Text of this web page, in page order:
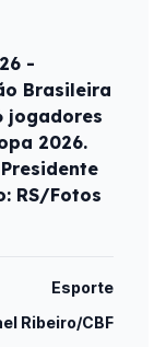
-
Brasileira
jogadores
2026.
RS/Fotos
Esporte
Ribeiro/CBF